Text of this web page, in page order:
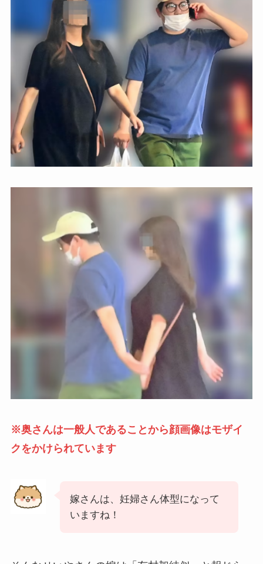
※奥さんは一般人であることから顔画像はモザイ
クをかけられています
嫁さんは、妊婦さん体型になって
いますね！